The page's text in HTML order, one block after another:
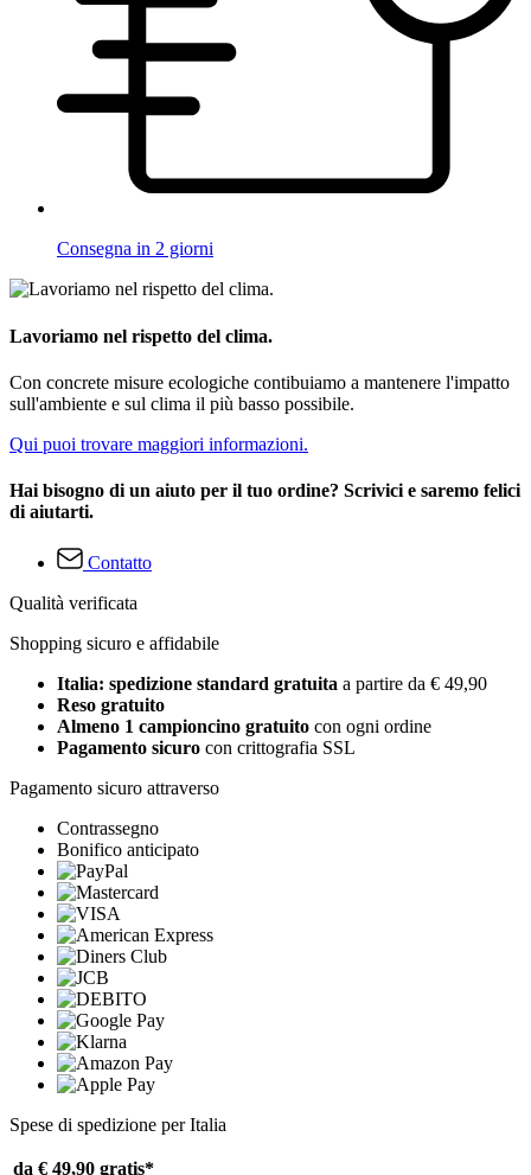
Consegna in 2 giorni
Lavoriamo nel rispetto del clima.
Con concrete misure ecologiche contibuiamo a mantenere l'impatto
sull'ambiente e sul clima il più basso possibile.
Qui puoi trovare maggiori informazioni.
Hai bisogno di un aiuto per il tuo ordine? Scrivici e saremo felici
di aiutarti.
Contatto
Qualità verificata
Shopping sicuro e affidabile
Italia: spedizione standard gratuita a partire da € 49,90
Reso gratuito
Almeno 1 campioncino gratuito con ogni ordine
Pagamento sicuro con crittografia SSL
Pagamento sicuro attraverso
Contrassegno
Bonifico anticipato
Spese di spedizione per Italia
da € 49,90 gratis*